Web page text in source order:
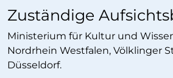
Zuständige
Ministerium für Kultur und
Nordrhein Westfalen, Völklinger
Düsseldorf.